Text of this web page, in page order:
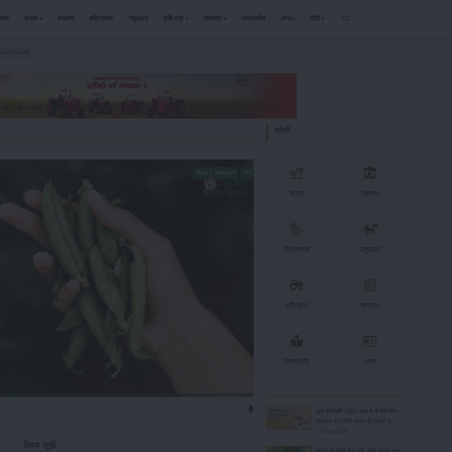
फसल भंडारण कीटनाशक पशुपालन कृषि यंत्र समाचार सम्पादकीय अन्य हिंदी
फसल भंडारण
कीटनाशक पशुपालन
कृषि यंत्र समाचार
सम्पादकीय अन्य
पूसा बासमती 1882: सूखे में भी बेहतरीन
उत्पादन देने वाली भारत की पहली सूखा-
सहिष्णु बासमती किस्म
22-Jun-2026